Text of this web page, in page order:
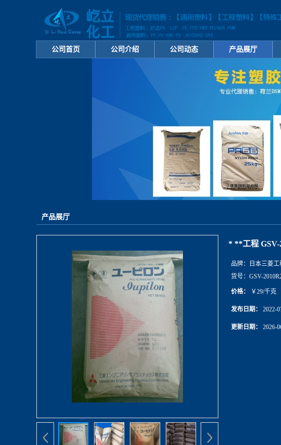
公司首页 公司介绍 公司动态 产品展厅
产品展厅
* **工程 GSV-
品牌：
日本三菱工
货号： GSV-
价格： ￥29/千克
发布日期： 2022-
更新日期： 2026-